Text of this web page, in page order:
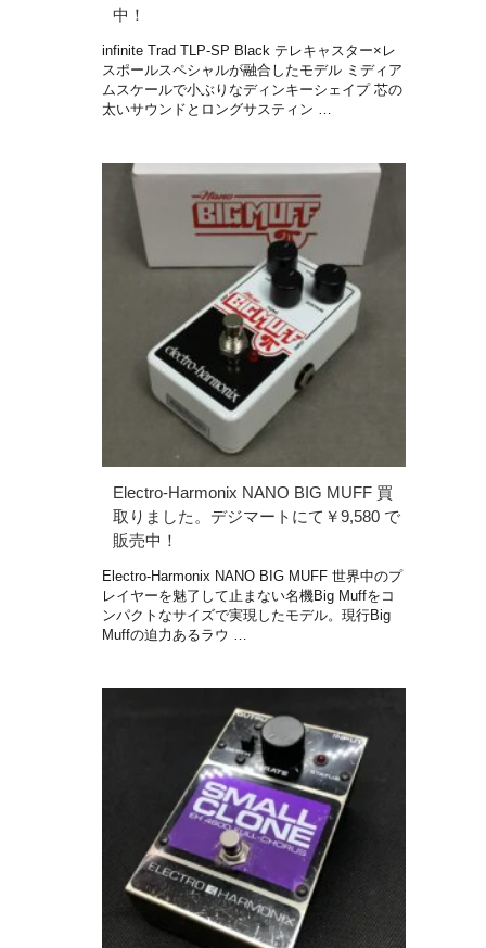
中！
infinite Trad TLP-SP Black テレキャスター×レ
スポールスペシャルが融合したモデル ミディア
ムスケールで小ぶりなディンキーシェイプ 芯の
太いサウンドとロングサスティン …
Electro-Harmonix NANO BIG MUFF 買
取りました。デジマートにて￥9,580 で
販売中！
Electro-Harmonix NANO BIG MUFF 世界中のプ
レイヤーを魅了して止まない名機Big Muffをコ
ンパクトなサイズで実現したモデル。現行Big
Muffの迫力あるラウ …